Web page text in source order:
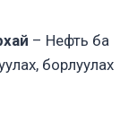
– Нефть ба
борлуулах